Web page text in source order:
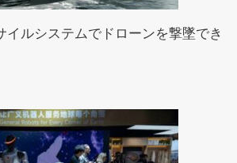
イルシステムでドローンを撃墜でき